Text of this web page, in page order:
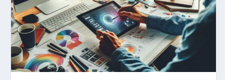
Kitalálod, mire használják ezeket a
gépeket?
Nem sikerült az egyetemi felvételi?
Tanulj szakmát!
Szoftverfejlesztő: verseny kódban –
amikor néhány sor program dönti el a
világversenyt...
Digitális detox – hogyan kapcsolódj ki
telefon nélkül?